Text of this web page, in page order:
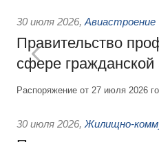
30 июля 2026, Авиастроение
Правительство
сфере гражданской
Распоряжение от 27 июля 2026
30 июля 2026, Жилищно-